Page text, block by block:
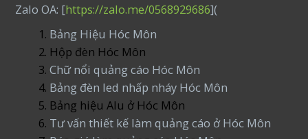
Zalo OA: [https://zalo.me/0568929686](
Bảng Hiệu Hóc Môn
Hộp đèn Hóc Môn
Chữ nổi quảng cáo Hóc Môn
Bảng đèn led nhấp nháy Hóc Môn
Bảng hiệu Alu ở Hóc Môn
Tư vấn thiết kế làm quảng cáo ở Hóc Môn